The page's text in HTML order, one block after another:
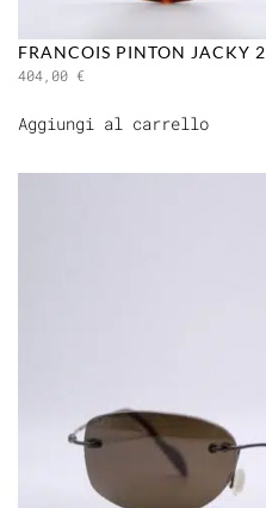
FRANCOIS PINTON JACKY 2
404,00 €
Aggiungi al carrello